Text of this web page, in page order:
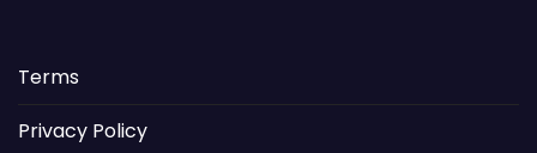
Terms
Privacy Policy